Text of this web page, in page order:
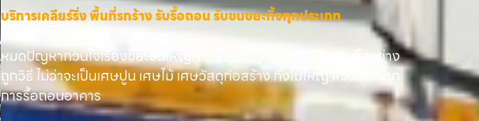
บริการเคลียร์ริ่ง พื้นที่รกร้าง รับรื้อถอน รับขนขยะทิ้งทุกประเภท
หมดปัญหากวนใจเรื่องขยะชิ้นใหญ่! เรารับบรรทุกและขนย้ายขยะทิ้งอย่าง
ถูกวิธี ไม่ว่าจะเป็นเศษปูน เศษไม้ เศษวัสดุก่อสร้าง กิ่งไม้ใหญ่ หรือขยะจาก
การรื้อถอนอาคาร